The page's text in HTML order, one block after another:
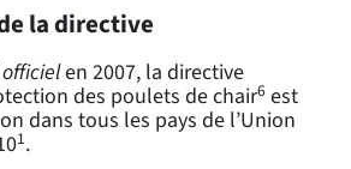
la directive
en 2007, la directive
des poulets de chair6 est
dans tous les pays de l’Union
1.